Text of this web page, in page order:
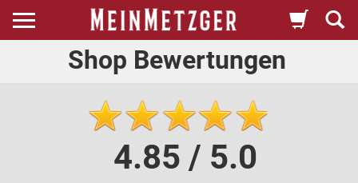
Shop Bewertungen
4.85 / 5.0